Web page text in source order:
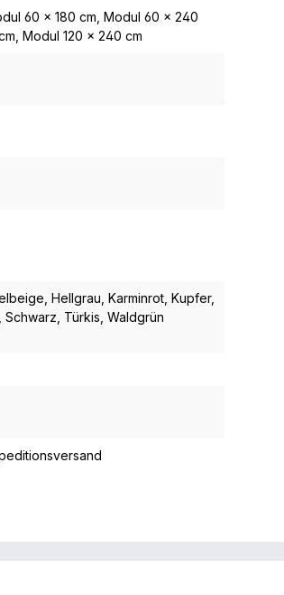
60 x 180 cm , Modul 60 x 240
, Modul 120 x 240 cm
, Hellgrau , Karminrot , Kupfer,
, Schwarz , Türkis , Waldgrün